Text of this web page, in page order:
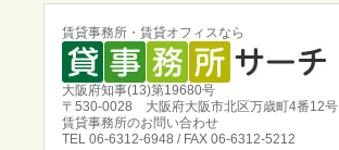
賃貸事務所・賃貸オフィスなら
大阪府知事(13)第19680号
〒530-0028 大阪府大阪市北区万歳町4番12号
賃貸事務所のお問い合わせ
TEL 06-6312-6948 / FAX 06-6312-5212